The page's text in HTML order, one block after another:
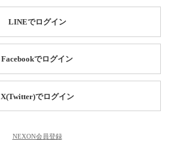
LINEでログイン
Facebookでログイン
X(Twitter)でログイン
NEXON会員登録